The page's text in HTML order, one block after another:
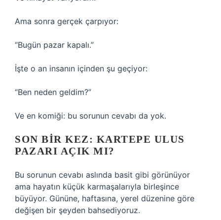
Ama sonra gerçek çarpıyor:
“Bugün pazar kapalı.”
İşte o an insanın içinden şu geçiyor:
“Ben neden geldim?”
Ve en komiği: bu sorunun cevabı da yok.
SON BIR KEZ: KARTEPE ULUS
PAZARI AÇIK MI?
Bu sorunun cevabı aslında basit gibi görünüyor
ama hayatın küçük karmaşalarıyla birleşince
büyüyor. Gününe, haftasına, yerel düzenine göre
değişen bir şeyden bahsediyoruz.